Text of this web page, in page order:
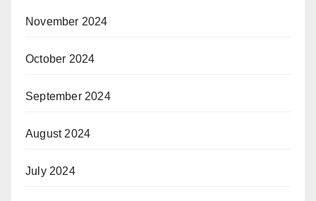
November 2024
October 2024
September 2024
August 2024
July 2024